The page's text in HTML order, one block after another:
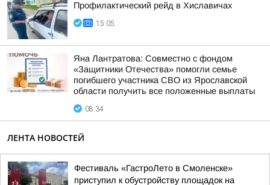
Профилактический рейд в Хиславичах
15:05
Яна Лантратова: Совместно с фондом
«Защитники Отечества» помогли семье
погибшего участника СВО из Ярославской
области получить все положенные выплаты
08:34
ЛЕНТА НОВОСТЕЙ
Фестиваль «ГастроЛето в Смоленске»
приступил к обустройству площадок на